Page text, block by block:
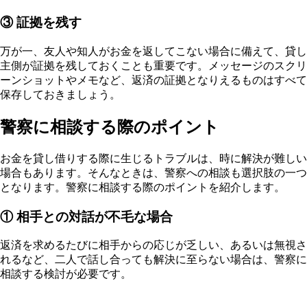
③ 証拠を残す
万が一、友人や知人がお金を返してこない場合に備えて、貸し
主側が証拠を残しておくことも重要です。メッセージのスクリ
ーンショットやメモなど、返済の証拠となりえるものはすべて
保存しておきましょう。
警察に相談する際のポイント
お金を貸し借りする際に生じるトラブルは、時に解決が難しい
場合もあります。そんなときは、警察への相談も選択肢の一つ
となります。警察に相談する際のポイントを紹介します。
① 相手との対話が不毛な場合
返済を求めるたびに相手からの応じが乏しい、あるいは無視さ
れるなど、二人で話し合っても解決に至らない場合は、警察に
相談する検討が必要です。